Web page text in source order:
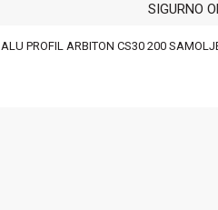
SIGURNO
ALU PROFIL ARBITON CS30 200